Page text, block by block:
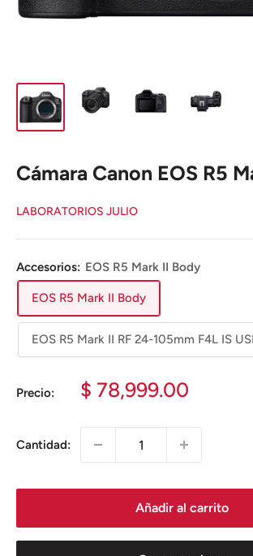
Cámara Canon EOS R5
LABORATORIOS JULIO
Accesorios: EOS R5 Mark II Body
EOS R5 Mark II Body
EOS R5 Mark II RF 24-105mm F4L IS
Precio:
Precio
$ 78,999.00
Cantidad:
Añadir al carrito